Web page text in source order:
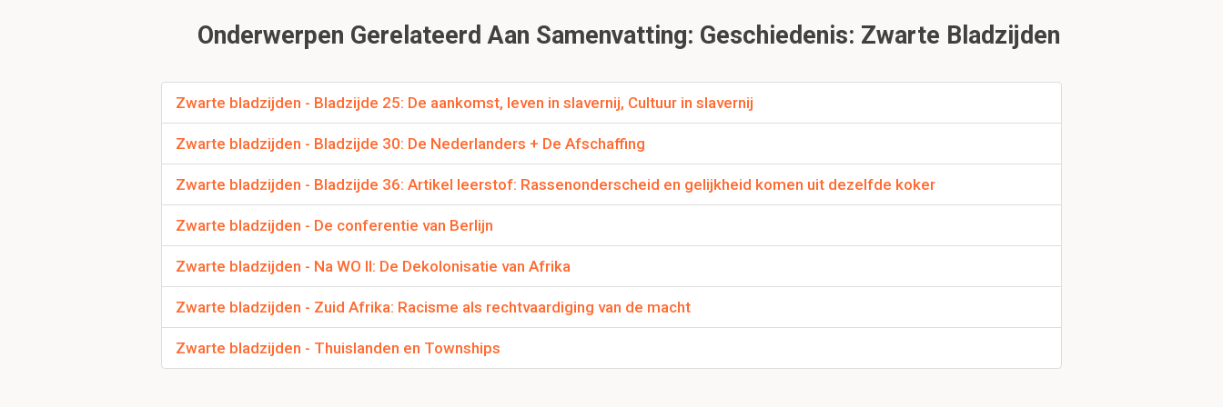
1.3 Bladzijde 16: Wat is de rol van Nederlandse en Afrikaanse kooplieden?
Hoe verloopt de tocht van de Afrikanen naar de kust om als slaaf verkocht te worden?
De Afrikanen moeten honderd kilometer of meer lopen en krijgen daarbij handelsgoederen op hun
hoofd die ook aan Europeanen worden verkocht.
Wat is het gevolg van de opstand van de portugese bewoners in Brazilië in 1645?
Onderwerpen Gerelateerd Aan Samenvatting: Geschiedenis: Zwarte Bladzijden
Zwarte bladzijden - Bladzijde 25: De aankomst, leven in slavernij, Cultuur in slavernij
Zwarte bladzijden - Bladzijde 30: De Nederlanders + De Afschaffing
Zwarte bladzijden - Bladzijde 36: Artikel leerstof: Rassenonderscheid en gelijkheid komen uit dezelfde koker
Zwarte bladzijden - De conferentie van Berlijn
Zwarte bladzijden - Na WO II: De Dekolonisatie van Afrika
Zwarte bladzijden - Zuid Afrika: Racisme als rechtvaardiging van de macht
Zwarte bladzijden - Thuislanden en Townships